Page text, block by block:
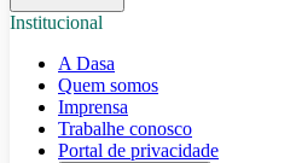
Institucional
A Dasa
Quem somos
Imprensa
Trabalhe conosco
Portal de privacidade